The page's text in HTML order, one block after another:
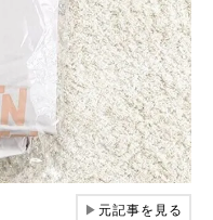
▶元記事を見る